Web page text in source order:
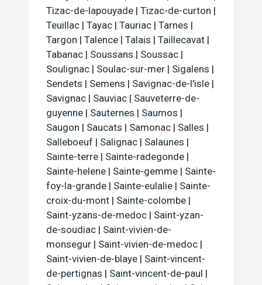
Tizac-de-lapouyade | Tizac-de-curton |
Teuillac | Tayac | Tauriac | Tarnes |
Targon | Talence | Talais | Taillecavat |
Tabanac | Soussans | Soussac |
Soulignac | Soulac-sur-mer | Sigalens |
Sendets | Semens | Savignac-de-l'isle |
Savignac | Sauviac | Sauveterre-de-
guyenne | Sauternes | Saumos |
Saugon | Saucats | Samonac | Salles |
Salleboeuf | Salignac | Salaunes |
Sainte-terre | Sainte-radegonde |
Sainte-helene | Sainte-gemme | Sainte-
foy-la-grande | Sainte-eulalie | Sainte-
croix-du-mont | Sainte-colombe |
Saint-yzans-de-medoc | Saint-yzan-
de-soudiac | Saint-vivien-de-
monsegur | Saint-vivien-de-medoc |
Saint-vivien-de-blaye | Saint-vincent-
de-pertignas | Saint-vincent-de-paul |